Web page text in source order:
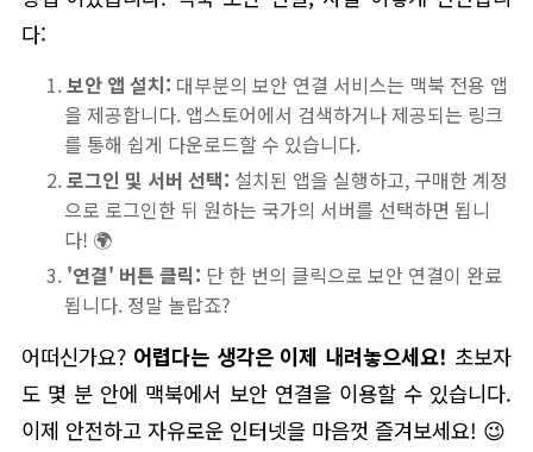
다:
보안 앱 설치: 대부분의 보안 연결 서비스는 맥북 전용 앱
을 제공합니다. 앱스토어에서 검색하거나 제공되는 링크
를 통해 쉽게 다운로드할 수 있습니다.
로그인 및 서버 선택: 설치된 앱을 실행하고, 구매한 계정
으로 로그인한 뒤 원하는 국가의 서버를 선택하면 됩니
다! 🌍
'연결' 버튼 클릭: 단 한 번의 클릭으로 보안 연결이 완료
됩니다. 정말 놀랍죠?
어떠신가요? 어렵다는 생각은 이제 내려놓으세요! 초보자
도 몇 분 안에 맥북에서 보안 연결을 이용할 수 있습니다.
이제 안전하고 자유로운 인터넷을 마음껏 즐겨보세요! 😉